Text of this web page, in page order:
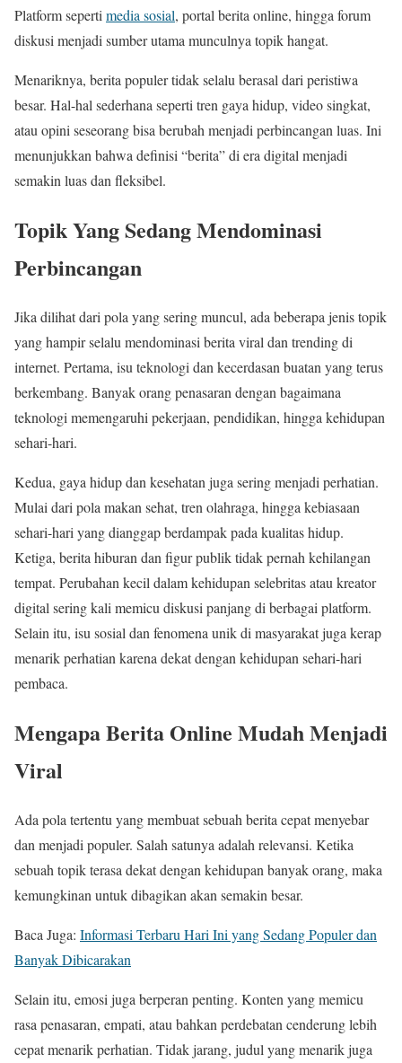
Platform seperti media sosial, portal berita online, hingga forum
diskusi menjadi sumber utama munculnya topik hangat.
Menariknya, berita populer tidak selalu berasal dari peristiwa
besar. Hal-hal sederhana seperti tren gaya hidup, video singkat,
atau opini seseorang bisa berubah menjadi perbincangan luas. Ini
menunjukkan bahwa definisi “berita” di era digital menjadi
semakin luas dan fleksibel.
Topik Yang Sedang Mendominasi
Perbincangan
Jika dilihat dari pola yang sering muncul, ada beberapa jenis topik
yang hampir selalu mendominasi berita viral dan trending di
internet. Pertama, isu teknologi dan kecerdasan buatan yang terus
berkembang. Banyak orang penasaran dengan bagaimana
teknologi memengaruhi pekerjaan, pendidikan, hingga kehidupan
sehari-hari.
Kedua, gaya hidup dan kesehatan juga sering menjadi perhatian.
Mulai dari pola makan sehat, tren olahraga, hingga kebiasaan
sehari-hari yang dianggap berdampak pada kualitas hidup.
Ketiga, berita hiburan dan figur publik tidak pernah kehilangan
tempat. Perubahan kecil dalam kehidupan selebritas atau kreator
digital sering kali memicu diskusi panjang di berbagai platform.
Selain itu, isu sosial dan fenomena unik di masyarakat juga kerap
menarik perhatian karena dekat dengan kehidupan sehari-hari
pembaca.
Mengapa Berita Online Mudah Menjadi
Viral
Ada pola tertentu yang membuat sebuah berita cepat menyebar
dan menjadi populer. Salah satunya adalah relevansi. Ketika
sebuah topik terasa dekat dengan kehidupan banyak orang, maka
kemungkinan untuk dibagikan akan semakin besar.
Baca Juga: Informasi Terbaru Hari Ini yang Sedang Populer dan
Banyak Dibicarakan
Selain itu, emosi juga berperan penting. Konten yang memicu
rasa penasaran, empati, atau bahkan perdebatan cenderung lebih
cepat menarik perhatian. Tidak jarang, judul yang menarik juga